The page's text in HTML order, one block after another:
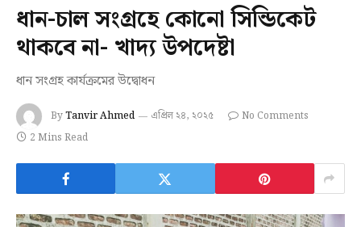
ধান-চাল সংগ্রহে কোনো সিন্ডিকেট
থাকবে না- খাদ্য উপদেষ্টা
ধান সংগ্রহ কার্যক্রমের উদ্বোধন
ByTanvir Ahmed এপ্রিল ২৪, ২০২৫
No Comments
2 Mins Read